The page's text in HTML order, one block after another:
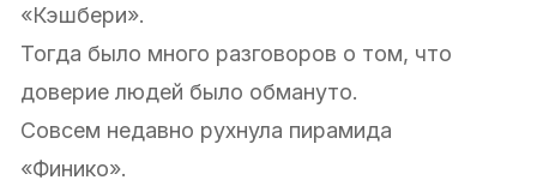
«Кэшбери».
Тогда было много разговоров о том, что
доверие людей было обмануто.
Совсем недавно рухнула пирамида
«Финико».